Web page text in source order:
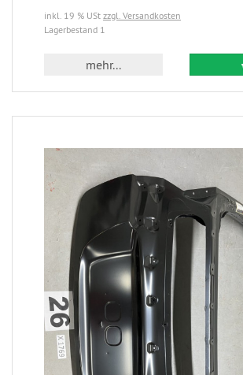
inkl. 19 % USt zzgl. Versandkosten
Lagerbestand 1
mehr...